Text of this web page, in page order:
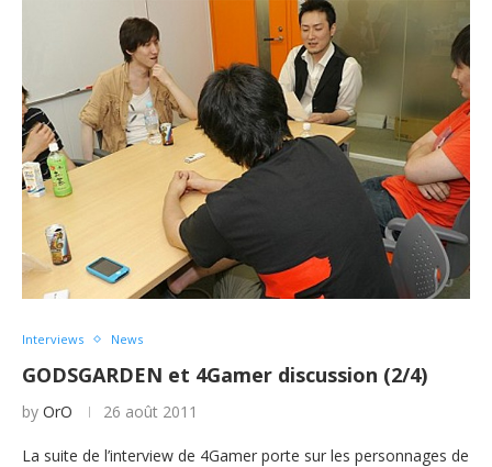
Interviews News
GODSGARDEN et 4Gamer discussion (2/4)
by OrO 26 août 2011
La suite de l’interview de 4Gamer porte sur les personnages de